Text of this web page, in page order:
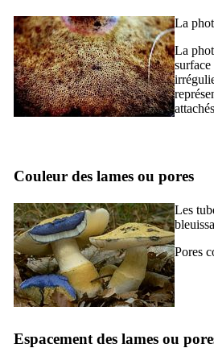
La
La
Couleur des lames ou pores
Les
Pores
Espacement des lames ou